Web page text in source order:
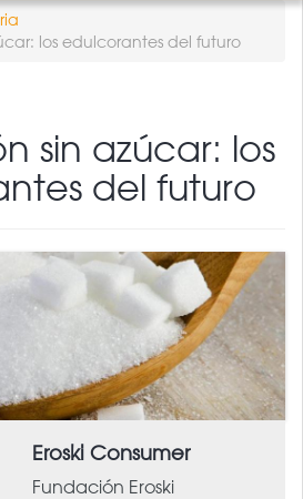
los edulcorantes del futuro
sin azúcar: los
del futuro
Eroski Consumer
Fundación Eroski